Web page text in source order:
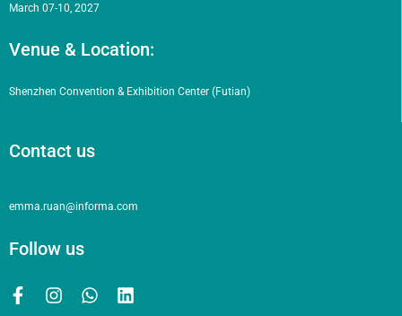
March 07-10, 2027
Venue & Location:
Shenzhen Convention & Exhibition Center (Futian)
Contact us
emma.ruan@informa.com
Follow us